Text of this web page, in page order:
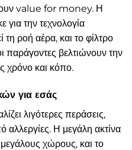
value for money. Η
την τεχνολογία
ροή αέρα, και το φίλτρο
παράγοντες βελτιώνουν την
χρόνο και κόπο.
για εσάς
λιγότερες περάσεις,
αλλεργίες. Η μεγάλη ακτίνα
χώρους, και το